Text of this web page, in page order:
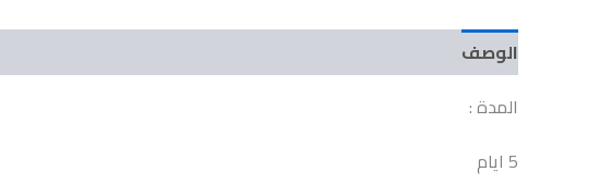
الوصف
المدة :
5 ايام